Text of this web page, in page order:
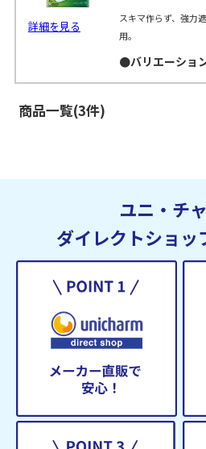
詳細を見る
スキマ作らず、強力
用。
●バリエーショ
商品一覧(3件)
ユニ・チ
ダイレクトショッ